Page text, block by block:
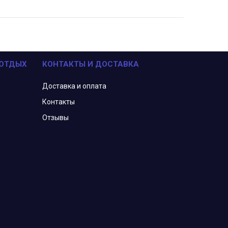
КОНТАКТЫ И ДОСТАВКА
Доставка и оплата
Контакты
Отзывы